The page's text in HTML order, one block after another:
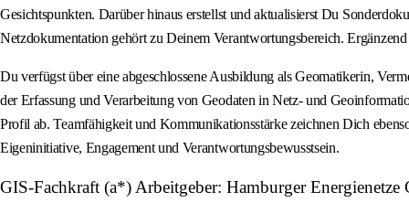
Gesichtspunkten. Darüber hinaus erstellst und aktualisierst Du
Netzdokumentation gehört zu Deinem Verantwortungsbereich.
Du verfügst über eine abgeschlossene Ausbildung als Geomatikerin,
der Erfassung und Verarbeitung von Geodaten in Netz- und
Profil ab. Teamfähigkeit und Kommunikationsstärke zeichnen Dich
Eigeninitiative, Engagement und Verantwortungsbewusstsein.
GIS-Fachkraft (a*) Arbeitgeber: Hamburger Energienetze